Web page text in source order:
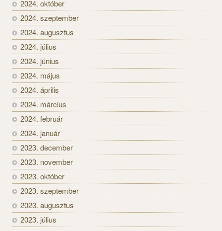
2024. október
2024. szeptember
2024. augusztus
2024. július
2024. június
2024. május
2024. április
2024. március
2024. február
2024. január
2023. december
2023. november
2023. október
2023. szeptember
2023. augusztus
2023. július